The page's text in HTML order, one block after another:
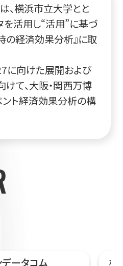
、横浜市立大学とと
活用し“活用”に基づ
の経済効果分析』に取
に向けた展開および
て、大阪・関西万博
ト経済効果分析の構
ータコム
横